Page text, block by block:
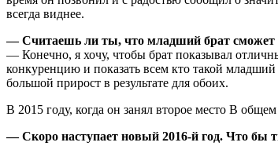
всегда виднее.
— Считаешь ли ты, что младший брат сможет
— Конечно, я хочу, чтобы брат показывал
конкуренцию и показать всем кто такой
большой прирост в результате для обоих.
В 2015 году, когда он занял второе место В
— Скоро наступает новый 2016-й год. Что бы